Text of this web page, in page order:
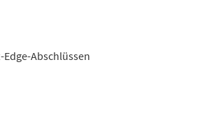
Abschlüssen